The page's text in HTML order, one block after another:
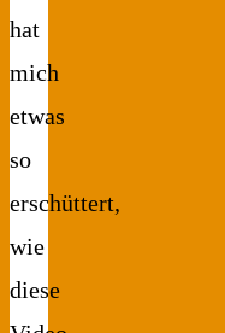
hat
mich
etwas
so
erschüttert,
wie
diese